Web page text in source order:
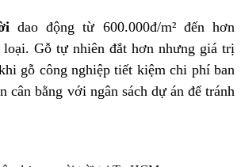
dao động từ 600.000đ/m² đến hơn
loại. Gỗ tự nhiên đắt hơn nhưng giá trị
gỗ công nghiệp tiết kiệm chi phí ban
cân bằng với ngân sách dự án để tránh